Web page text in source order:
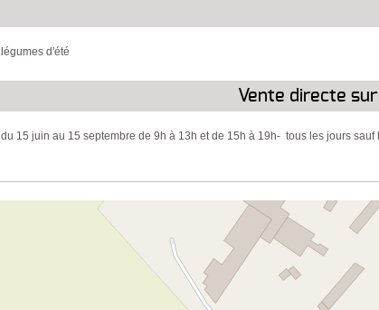
légumes d'été
Vente directe
du 15 juin au 15 septembre de 9h à 13h et de 15h à 19h- tous les jours sauf